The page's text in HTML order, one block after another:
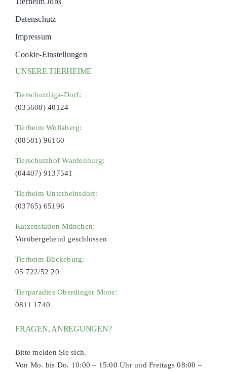
Datenschutz
Impressum
Cookie-Einstellungen
UNSERE TIERHEIME
Tierschutzliga-Dorf:
(035608) 40124
Tierheim Wollaberg:
(08581) 96160
Tierschutzhof Wardenburg:
(04407) 9137541
Tierheim Unterheinsdorf:
(03765) 65196
Katzenstation München:
Vorübergehend geschlossen
Tierheim Bückeburg:
05 722/52 20
Tierparadies Oberdinger Moos:
0811 1740
FRAGEN, ANREGUNGEN?
Bitte melden Sie sich.
Von Mo. bis Do. 10:00 – 15:00 Uhr und Freitags 08:00 –